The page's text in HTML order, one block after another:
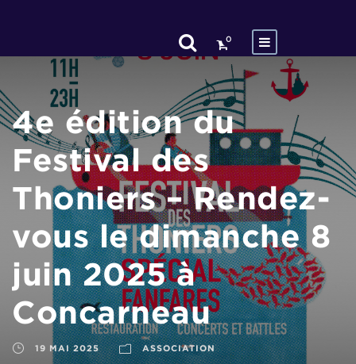
0
4e édition du
Festival des
Thoniers – Rendez-
vous le dimanche 8
juin 2025 à
Concarneau
19 MAI 2025 ASSOCIATION